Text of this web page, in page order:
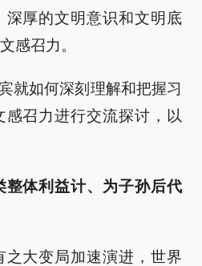
深厚的文明意识和文明底
感召力。
就如何深刻理解和把握习
召力进行交流探讨，以
整体利益计、为子孙后代
之大变局加速演进，世界